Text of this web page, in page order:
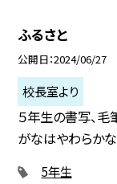
ふるさと
公開日 2024/06/27
校長室より
５年生の書写、毛
がなはやわらか
5年生